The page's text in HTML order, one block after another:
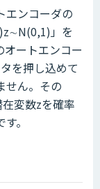
エンコーダの
」を
ートエンコー
を押し込めて
せん。その
変数zを確率
。